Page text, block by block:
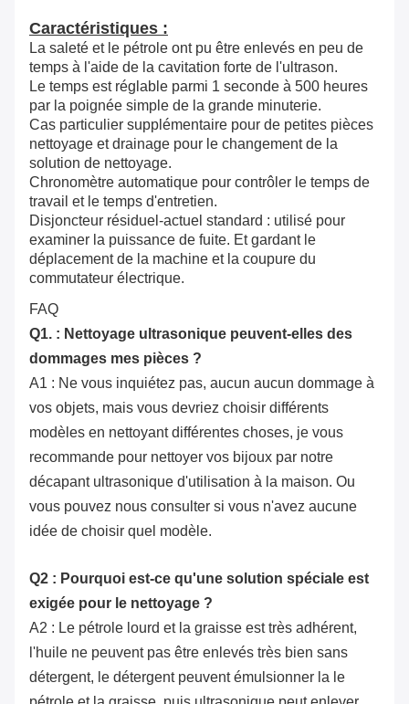
Caractéristiques :
La saleté et le pétrole ont pu être enlevés en peu de
temps à l'aide de la cavitation forte de l'ultrason.
Le temps est réglable parmi 1 seconde à 500 heures
par la poignée simple de la grande minuterie.
Cas particulier supplémentaire pour de petites pièces
nettoyage et drainage pour le changement de la
solution de nettoyage.
Chronomètre automatique pour contrôler le temps de
travail et le temps d'entretien.
Disjoncteur résiduel-actuel standard : utilisé pour
examiner la puissance de fuite. Et gardant le
déplacement de la machine et la coupure du
commutateur électrique.
FAQ
Q1. : Nettoyage ultrasonique peuvent-elles des
dommages mes pièces ?
A1 : Ne vous inquiétez pas, aucun aucun dommage à
vos objets, mais vous devriez choisir différents
modèles en nettoyant différentes choses, je vous
recommande pour nettoyer vos bijoux par notre
décapant ultrasonique d'utilisation à la maison. Ou
vous pouvez nous consulter si vous n'avez aucune
idée de choisir quel modèle.
Q2 : Pourquoi est-ce qu'une solution spéciale est
exigée pour le nettoyage ?
A2 : Le pétrole lourd et la graisse est très adhérent,
l'huile ne peuvent pas être enlevés très bien sans
détergent, le détergent peuvent émulsionner la le